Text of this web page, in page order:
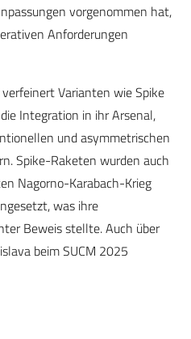
vorgenommen hat,
Anforderungen
Varianten wie Spike
Integration in ihr Arsenal,
und asymmetrischen
Spike-Raketen wurden auch
Nagorno-Karabach-Krieg
was ihre
Beweis stellte. Auch über
beim SUCM 2025